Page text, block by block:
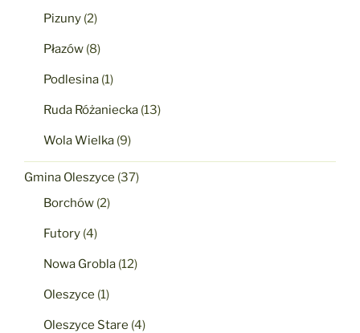
Pizuny (2)
Płazów (8)
Podlesina (1)
Ruda Różaniecka (13)
Wola Wielka (9)
Gmina Oleszyce (37)
Borchów (2)
Futory (4)
Nowa Grobla (12)
Oleszyce (1)
Oleszyce Stare (4)